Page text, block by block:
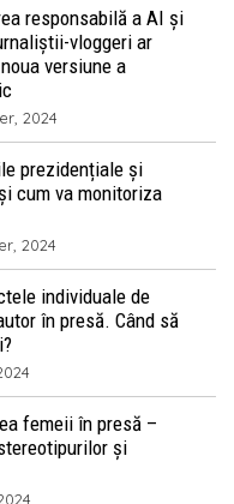
responsabilă a AI și
vloggeri ar
versiune a
2024
prezidențiale și
cum va monitoriza
2024
individuale de
în presă. Când să
femeii în presă –
și